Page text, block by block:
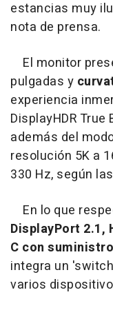
estancias muy
nota de prensa.
El monitor
pulgadas y
experiencia
DisplayHDR
además del
resolución 5K a
330 Hz, según
En lo que
DisplayPort 2.1,
C con
integra un
varios